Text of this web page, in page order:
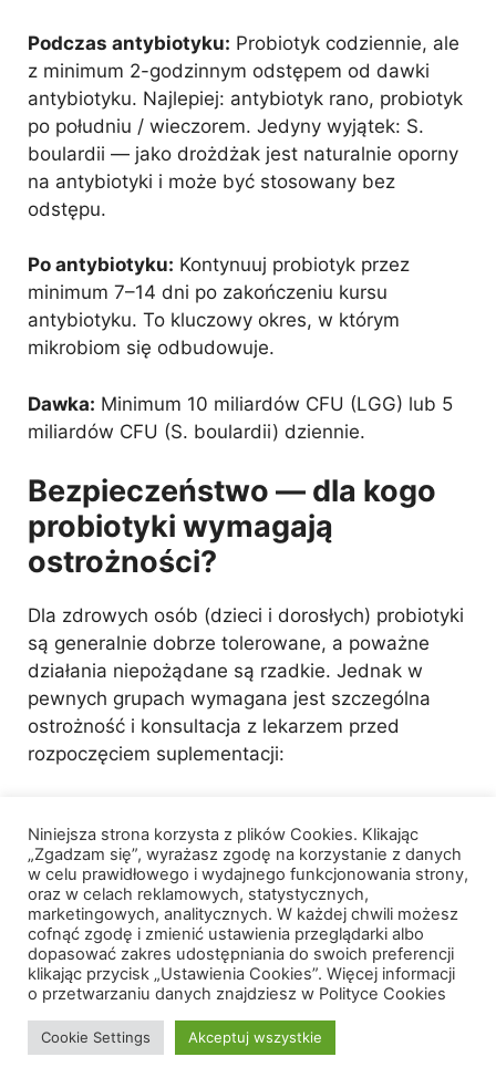
Podczas antybiotyku: Probiotyk codziennie, ale
z minimum 2-godzinnym odstępem od dawki
antybiotyku. Najlepiej: antybiotyk rano, probiotyk
po południu / wieczorem. Jedyny wyjątek: S.
boulardii — jako drożdżak jest naturalnie oporny
na antybiotyki i może być stosowany bez
odstępu.
Po antybiotyku: Kontynuuj probiotyk przez
minimum 7–14 dni po zakończeniu kursu
antybiotyku. To kluczowy okres, w którym
mikrobiom się odbudowuje.
Dawka: Minimum 10 miliardów CFU (LGG) lub 5
miliardów CFU (S. boulardii) dziennie.
Bezpieczeństwo — dla kogo
probiotyki wymagają
ostrożności?
Dla zdrowych osób (dzieci i dorosłych) probiotyki
są generalnie dobrze tolerowane, a poważne
działania niepożądane są rzadkie. Jednak w
pewnych grupach wymagana jest szczególna
ostrożność i konsultacja z lekarzem przed
rozpoczęciem suplementacji:
urodzeniową,
osoby z ciężkimi niedoborami odporności
(np. po przeszczepach, w trakcie
chemioterapii),
pacjenci z centralnymi cewnikami żylnymi,
osoby z poważnymi chorobami
przewlekłymi przewodu pokarmowego,
kobiety w ciąży i karmiące piersią
(większość szczepów jest uznawana za
Niniejsza strona korzysta z plików Cookies. Klikając
„Zgadzam się”, wyrażasz zgodę na korzystanie z danych
w celu prawidłowego i wydajnego funkcjonowania strony,
oraz w celach reklamowych, statystycznych,
marketingowych, analitycznych. W każdej chwili możesz
cofnąć zgodę i zmienić ustawienia przeglądarki albo
dopasować zakres udostępniania do swoich preferencji
klikając przycisk „Ustawienia Cookies”. Więcej informacji
o przetwarzaniu danych znajdziesz w Polityce Cookies
Cookie Settings Akceptuj wszystkie